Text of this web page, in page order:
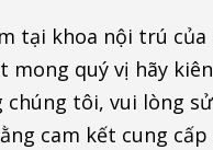
tại khoa nội trú
mong quý vị hãy
tôi, vui lòng
cam kết cung